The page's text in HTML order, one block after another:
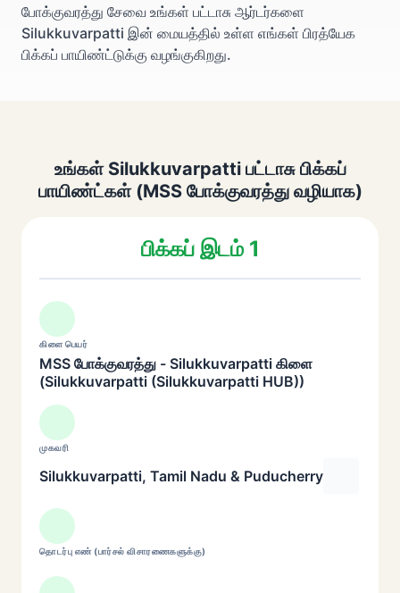
போக்குவரத்து சேவை உங்கள் பட்டாசு ஆர்டர்களை
Silukkuvarpatti இன் மையத்தில் உள்ள எங்கள் பிரத்யேக
பிக்கப் பாயிண்ட்டுக்கு வழங்குகிறது.
உங்கள் Silukkuvarpatti பட்டாசு பிக்கப்
பாயிண்ட்கள் (MSS போக்குவரத்து வழியாக)
பிக்கப் இடம் 1
கிளை பெயர்
MSS போக்குவரத்து - Silukkuvarpatti கிளை
(Silukkuvarpatti (Silukkuvarpatti HUB))
முகவரி
Silukkuvarpatti, Tamil Nadu & Puducherry
தொடர்பு எண் (பார்சல் விசாரணைகளுக்கு)